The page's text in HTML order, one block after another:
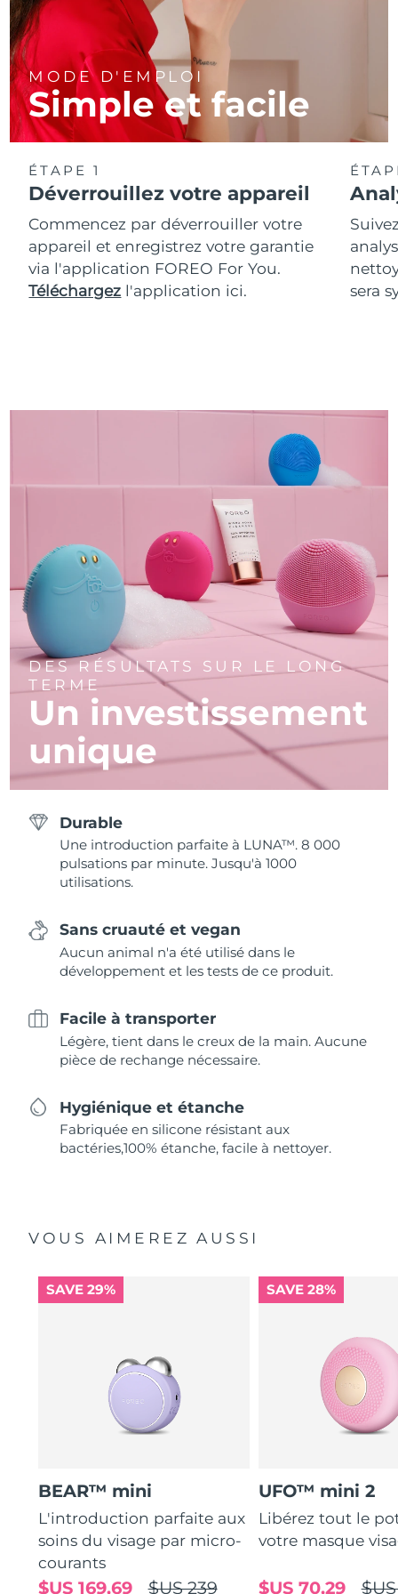
MODE D'EMPLOI
Simple et facile
ÉTAPE 1
Déverrouillez votre appareil
Commencez par déverrouiller votre
appareil et enregistrez votre garantie
via l'application FOREO For You.
Téléchargez l'application ici.
sera
DES RÉSULTATS SUR LE LONG
TERME
Un investissement
unique
Durable
Une introduction parfaite à LUNA™. 8 000
pulsations par minute. Jusqu'à 1000
utilisations.
Sans cruauté et vegan
Aucun animal n'a été utilisé dans le
développement et les tests de ce produit.
Facile à transporter
Légère, tient dans le creux de la main. Aucune
pièce de rechange nécessaire.
Hygiénique et étanche
Fabriquée en silicone résistant aux
bactéries,100% étanche, facile à nettoyer.
VOUS AIMEREZ AUSSI
SAVE 29%
BEAR™ mini
L'introduction parfaite aux
soins du visage par micro-
courants
$US 239
$US 169,69
SAVE 28%
UFO™ mini 2
Libérez tout le
votre masque
$US 70,29